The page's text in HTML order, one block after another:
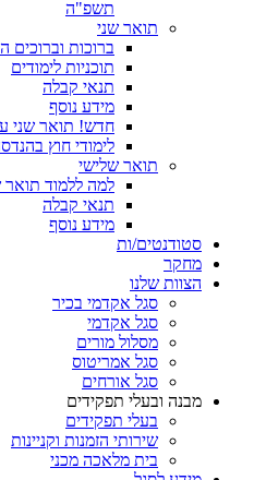
תשפ"ה
תואר שני
ברוכות וברוכים
תוכניות לימודים
תנאי קבלה
מידע נוסף
חדש! תואר שני
לימודי חוץ
תואר שלישי
למה ללמוד תואר
תנאי קבלה
מידע נוסף
סטודנטים/ות
מחקר
הצוות שלנו
סגל אקדמי בכיר
סגל אקדמי
מסלול מורים
סגל אמריטוס
סגל אורחים
מבנה ובעלי תפקידים
בעלי תפקידים
שירותי הזמנות וקניינות
בית מלאכה מכני